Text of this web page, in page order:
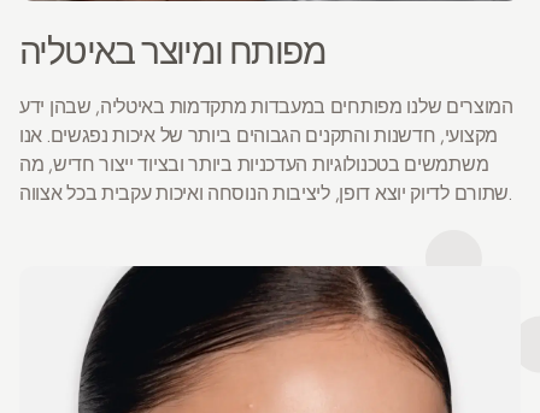
מפותח ומיוצר באיטליה
המוצרים שלנו מפותחים במעבדות מתקדמות באיטליה, שבהן ידע
מקצועי, חדשנות והתקנים הגבוהים ביותר של איכות נפגשים. אנו
משתמשים בטכנולוגיות העדכניות ביותר ובציוד ייצור חדיש, מה
שתורם לדיוק יוצא דופן, ליציבות הנוסחה ואיכות עקבית בכל אצווה.